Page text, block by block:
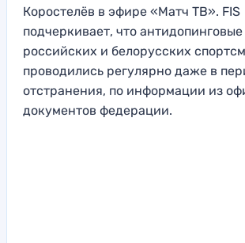
Коростелёв в эфире «Матч ТВ». FIS
подчеркивает, что
российских и белорусских
проводились регулярно даже в
отстранения, по информации из
документов федерации.